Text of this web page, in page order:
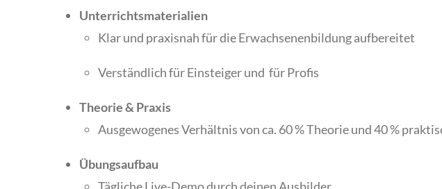
Unterrichtsmaterialien
Klar und praxisnah für die Erwachsenenbildung aufbereitet
Verständlich für Einsteiger und für Profis
Theorie & Praxis
Ausgewogenes Verhältnis von ca. 60 % Theorie und 40 %
Übungsaufbau
Tägliche Live-Demo durch deinen Ausbilder